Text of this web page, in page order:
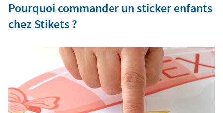
Pourquoi commander un sticker enfants
chez Stikets ?